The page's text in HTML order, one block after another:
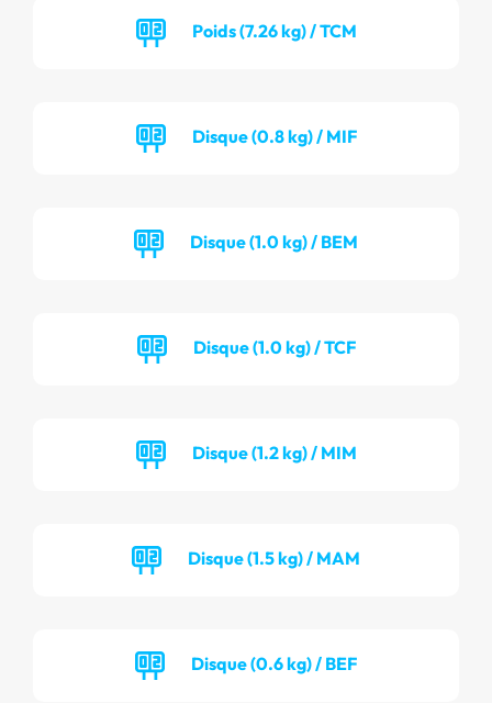
Poids (7.26 kg) / TCM
Disque (0.8 kg) / MIF
Disque (1.0 kg) / BEM
Disque (1.0 kg) / TCF
Disque (1.2 kg) / MIM
Disque (1.5 kg) / MAM
Disque (0.6 kg) / BEF